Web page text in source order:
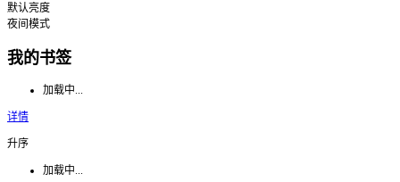
默认亮度
夜间模式
我的书签
加载中...
详情
升序
加载中...